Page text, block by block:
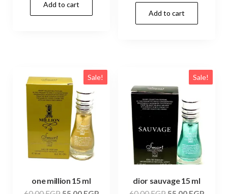
Add to cart
Add to cart
Sale!
one million 15 ml
Sale!
dior sauvage 15 ml